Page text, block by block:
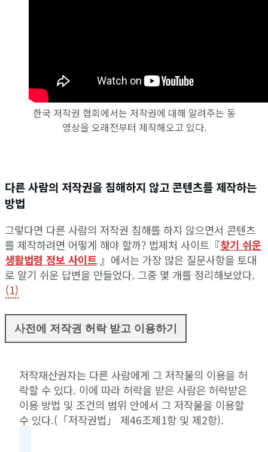
한국 저작권 협회에서는 저작권에 대해 알려주는 동
영상을 오래전부터 제작해오고 있다.
다른 사람의 저작권을 침해하지 않고 콘텐츠를 제작하는
방법
그렇다면 다른 사람의 저작권 침해를 하지 않으면서 콘텐츠
를 제작하려면 어떻게 해야 할까? 법제처 사이트『찾기 쉬운
생활법령 정보 사이트 』에서는 가장 많은 질문사항을 토대
로 알기 쉬운 답변을 만들었다. 그중 몇 개를 정리해보았다.
(1)
사전에 저작권 허락 받고 이용하기
저작재산권자는 다른 사람에게 그 저작물의 이용을 허
락할 수 있다. 이에 따라 허락을 받은 사람은 허락받은
이용 방법 및 조건의 범위 안에서 그 저작물을 이용할
수 있다.(「저작권법」 제46조제1항 및 제2항).